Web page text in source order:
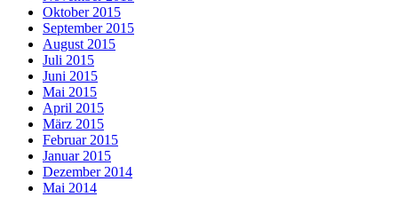
Oktober 2015
September 2015
August 2015
Juli 2015
Juni 2015
Mai 2015
April 2015
März 2015
Februar 2015
Januar 2015
Dezember 2014
Mai 2014